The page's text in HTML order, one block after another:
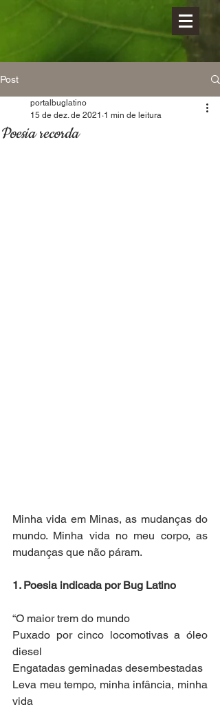
Post
Poesia recorda
portalbuglatino
15 de dez. de 2021 1 min de leitura
Minha vida em Minas, as mudanças do
mundo. Minha vida no meu corpo, as
mudanças que não páram.
1. Poesia indicada por Bug Latino
“O maior trem do mundo
Puxado por cinco locomotivas a óleo
diesel
Engatadas geminadas desembestadas
Leva meu tempo, minha infância, minha
vida